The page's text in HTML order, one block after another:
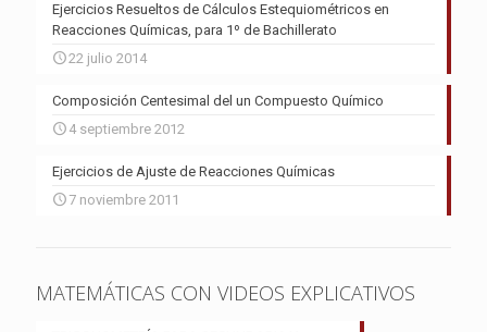
Ejercicios Resueltos de Cálculos Estequiométricos en
Reacciones Químicas, para 1º de Bachillerato
22 julio 2014
Composición Centesimal del un Compuesto Químico
4 septiembre 2012
Ejercicios de Ajuste de Reacciones Químicas
7 noviembre 2011
MATEMÁTICAS CON VIDEOS EXPLICATIVOS